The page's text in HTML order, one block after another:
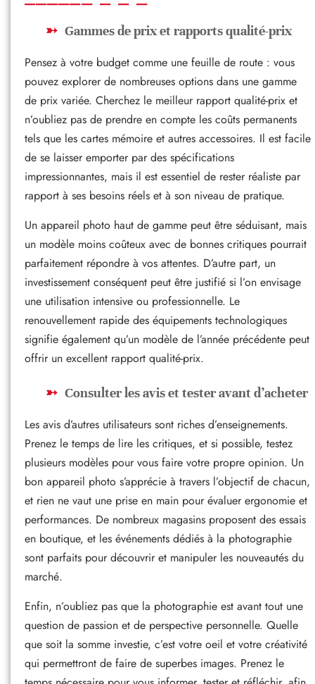
Gammes de prix et rapports qualité-prix
Pensez à votre budget comme une feuille de route : vous
pouvez explorer de nombreuses options dans une gamme
de prix variée. Cherchez le meilleur rapport qualité-prix et
n’oubliez pas de prendre en compte les coûts permanents
tels que les cartes mémoire et autres accessoires. Il est facile
de se laisser emporter par des spécifications
impressionnantes, mais il est essentiel de rester réaliste par
rapport à ses besoins réels et à son niveau de pratique.
Un appareil photo haut de gamme peut être séduisant, mais
un modèle moins coûteux avec de bonnes critiques pourrait
parfaitement répondre à vos attentes. D’autre part, un
investissement conséquent peut être justifié si l’on envisage
une utilisation intensive ou professionnelle. Le
renouvellement rapide des équipements technologiques
signifie également qu’un modèle de l’année précédente peut
offrir un excellent rapport qualité-prix.
Consulter les avis et tester avant d’acheter
Les avis d’autres utilisateurs sont riches d’enseignements.
Prenez le temps de lire les critiques, et si possible, testez
plusieurs modèles pour vous faire votre propre opinion. Un
bon appareil photo s’apprécie à travers l’objectif de chacun,
et rien ne vaut une prise en main pour évaluer ergonomie et
performances. De nombreux magasins proposent des essais
en boutique, et les événements dédiés à la photographie
sont parfaits pour découvrir et manipuler les nouveautés du
marché.
Enfin, n’oubliez pas que la photographie est avant tout une
question de passion et de perspective personnelle. Quelle
que soit la somme investie, c’est votre oeil et votre créativité
qui permettront de faire de superbes images. Prenez le